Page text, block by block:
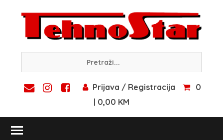
content
Prijava / Registracija
0
| 0,00 KM